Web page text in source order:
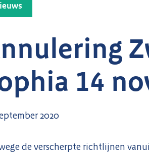
14
2020
de verscherpte richtlijnen